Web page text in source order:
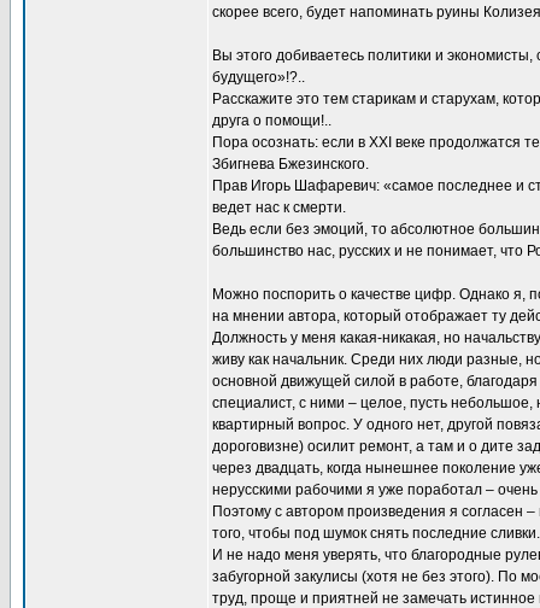
скорее всего, будет напоминать руины
Вы этого добиваетесь политики и
будущего»!?..
Расскажите это тем старикам и старухам,
друга о помощи!..
Пора осознать: если в XXI веке продолжатся
Збигнева Бжезинского.
Прав Игорь Шафаревич: «самое последнее и
ведет нас к смерти.
Ведь если без эмоций, то абсолютное
большинство нас, русских и не понимает, что
Можно поспорить о качестве цифр. Однако я,
на мнении автора, который отображает ту
Должность у меня какая-никакая, но
живу как начальник. Среди них люди разные,
основной движущей силой в работе,
специалист, с ними – целое, пусть небольшое,
квартирный вопрос. У одного нет, другой
дороговизне) осилит ремонт, а там и о дите
через двадцать, когда нынешнее поколение
нерусскими рабочими я уже поработал –
Поэтому с автором произведения я согласен
того, чтобы под шумок снять последние сливки.
И не надо меня уверять, что благородные
забугорной закулисы (хотя не без этого). По
труд, проще и приятней не замечать